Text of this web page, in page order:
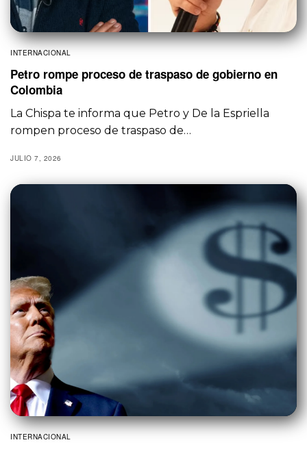
INTERNACIONAL
Petro rompe proceso de traspaso de gobierno en
Colombia
La Chispa te informa que Petro y De la Espriella
rompen proceso de traspaso de…
JULIO 7, 2026
INTERNACIONAL